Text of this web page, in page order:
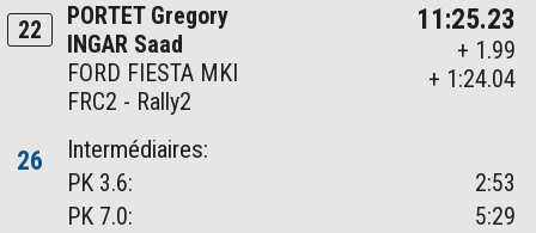
22
PORTET Gregory
INGAR Saad
FORD FIESTA MKI
FRC2 - Rally2
11:25.23
+ 1.99
+ 1:24.04
26
Intermédiaires:
PK 3.6:
2:53
PK 7.0:
5:29